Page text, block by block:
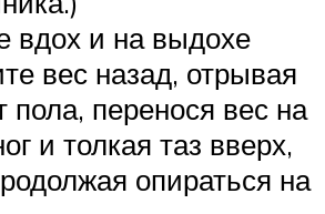
вдох и на выдохе
вес назад, отрывая
пола, перенося вес на
и толкая таз вверх,
опираться на